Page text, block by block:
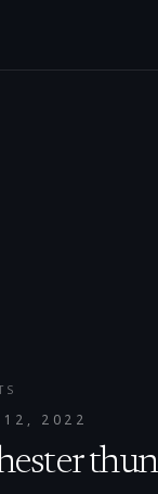
12, 2022
thun